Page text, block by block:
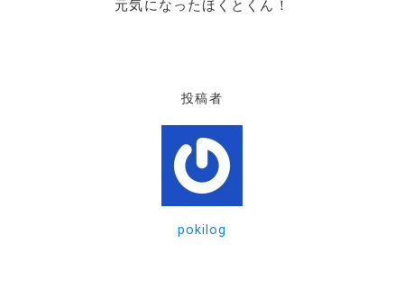
元気になったほくとくん！
投稿者
pokilog